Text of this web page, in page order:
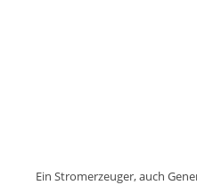
Ein Stromerzeuger, auch